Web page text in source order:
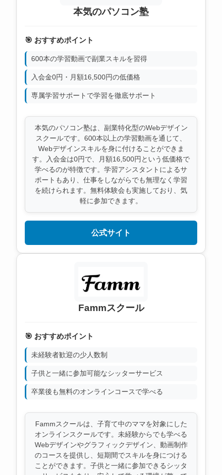
本気のパソコン塾
🎯 おすすめポイント
600本の学習動画で副業スキルを習得
入会金0円・月額16,500円の低価格
専属学習サポートで学習を徹底サポート
本気のパソコン塾は、副業特化型のWebデザイン
スクールです。600本以上の学習動画を通じて、
Webデザインスキルを身に付けることができま
す。入会金は0円で、月額16,500円という低価格で
学べるのが特徴です。学習アシスタントによるサ
ポートもあり、仕事をしながらでも無理なく学習
を続けられます。無料体験会も実施しており、気
軽に参加できます。
公式サイト
Fammスクール
🎯 おすすめポイント
未経験者歓迎の少人数制
子供と一緒に参加可能なシッターサービス
卒業後も無料のオンラインコースで学べる
Fammスクールは、子育て中のママを対象にした
オンラインスクールです。未経験からでも学べる
Webデザインやグラフィックデザイン、動画制作
のコースを提供し、短期間でスキルを身につける
ことができます。子供と一緒に参加できるシッタ